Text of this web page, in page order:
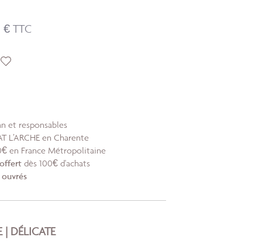
€ TTC
et responsables
L’ARCHE en Charente
en France Métropolitaine
dès 100€ d'achats
| DÉLICATE